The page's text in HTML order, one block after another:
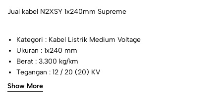
Jual kabel N2XSY 1x240mm Supreme
Kategori : Kabel Listrik Medium Voltage
Ukuran : 1x240 mm
Berat : 3.300 kg/km
Tegangan : 12 / 20 (20) KV
Standard : SPLN 43-5/IEC 60502-2
Show More